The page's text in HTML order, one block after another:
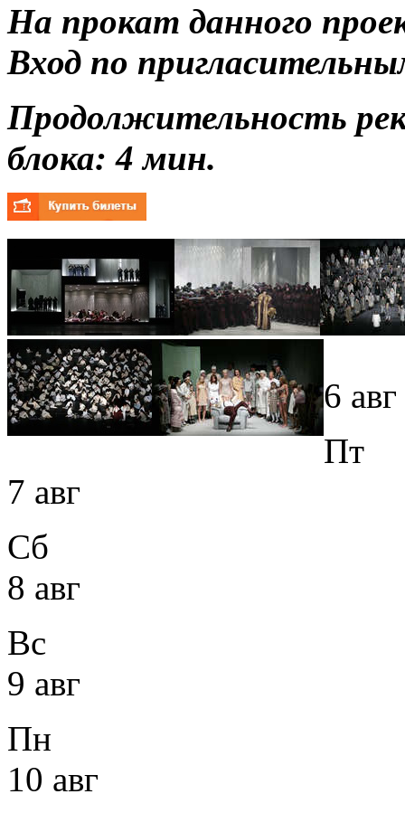
На прокат данного
Вход по
Продолжительность
блока: 4мин.
6 авг
Пт
7 авг
Сб
8 авг
Вс
9 авг
Пн
10 авг